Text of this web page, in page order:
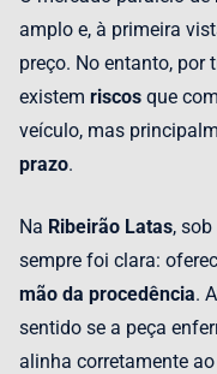
amplo e, à primeira
preço. No entanto, por
existem riscos que
veículo, mas
prazo.
Na Ribeirão Latas,
sempre foi clara:
mão da procedência.
sentido se a peça
alinha corretamente